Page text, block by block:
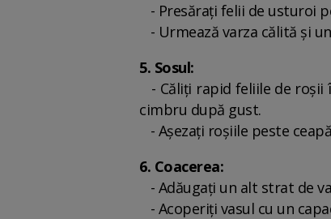
- Presărați felii de usturoi
- Urmează varza călită și
5. Sosul:
- Căliți rapid feliile de roșii
cimbru după gust.
- Așezați roșiile peste
6. Coacerea:
- Adăugați un alt strat de
- Acoperiți vasul cu un